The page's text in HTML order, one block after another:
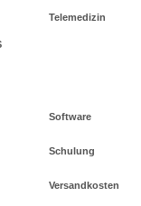
Telemedizin
Software
Schulung
Versandkosten